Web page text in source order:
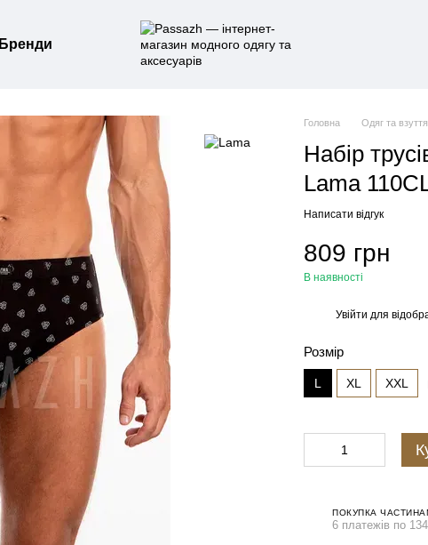
Бренди
Головна Одяг та взуття
Набір
Lama
Написати відгук
809 грн
В наявності
Увійти для
Розмір
L XL XXL
ПОКУПКА
6 платежів по